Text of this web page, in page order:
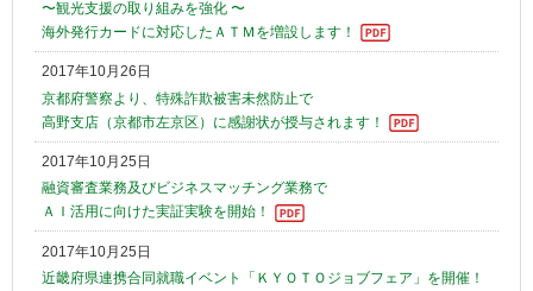
〜観光支援の取り組みを強化 〜
海外発行カードに対応したＡＴＭを増設します！
2017年10月26日
京都府警察より、特殊詐欺被害未然防止で
高野支店（京都市左京区）に感謝状が授与されます！
2017年10月25日
融資審査業務及びビジネスマッチング業務で
ＡＩ活用に向けた実証実験を開始！
2017年10月25日
近畿府県連携合同就職イベント「ＫＹＯＴＯジョブフェア」を開催！